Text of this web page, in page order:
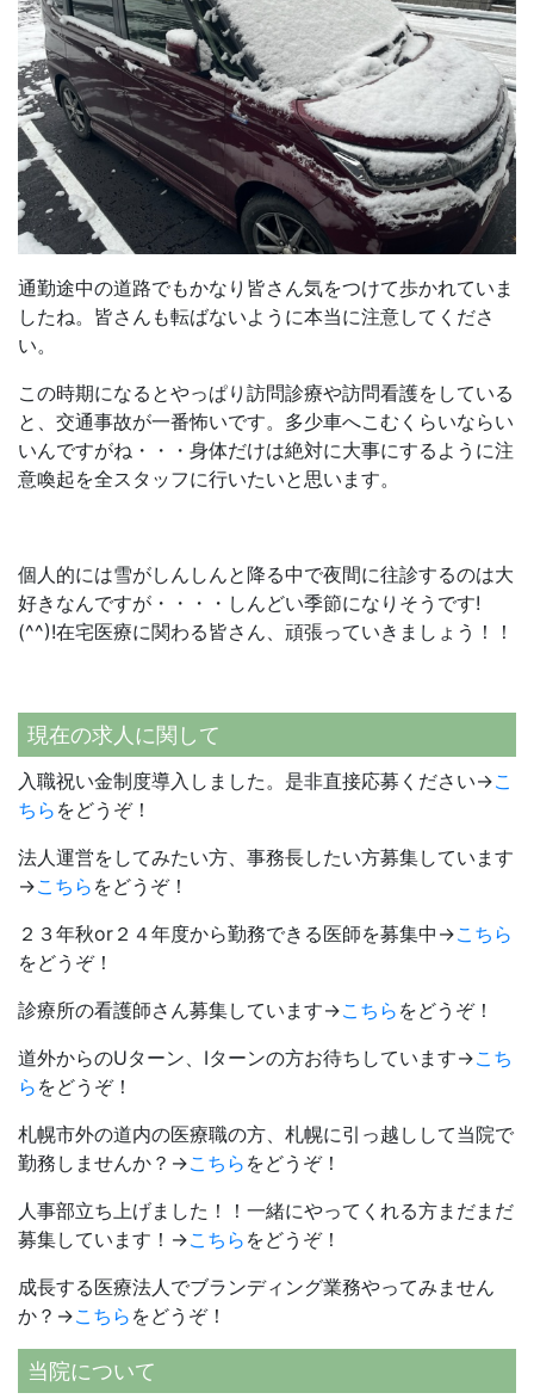
通勤途中の道路でもかなり皆さん気をつけて歩かれていま
したね。皆さんも転ばないように本当に注意してくださ
い。
この時期になるとやっぱり訪問診療や訪問看護をしている
と、交通事故が一番怖いです。多少車へこむくらいならい
いんですがね・・・身体だけは絶対に大事にするように注
意喚起を全スタッフに行いたいと思います。
個人的には雪がしんしんと降る中で夜間に往診するのは大
好きなんですが・・・・しんどい季節になりそうです!
(^^)!在宅医療に関わる皆さん、頑張っていきましょう！！
現在の求人に関して
入職祝い金制度導入しました。是非直接応募ください→こ
ちら をどうぞ！
法人運営をしてみたい方、事務長したい方募集しています
→こちら をどうぞ！
２３年秋or２４年度から勤務できる医師を募集中→こちら
をどうぞ！
診療所の看護師さん募集しています→こちら をどうぞ！
道外からのUターン、Iターンの方お待ちしています→こち
ら をどうぞ！
札幌市外の道内の医療職の方、札幌に引っ越しして当院で
勤務しませんか？→こちら をどうぞ！
人事部立ち上げました！！一緒にやってくれる方まだまだ
募集しています！→こちら をどうぞ！
成長する医療法人でブランディング業務やってみません
か？→こちら をどうぞ！
当院について